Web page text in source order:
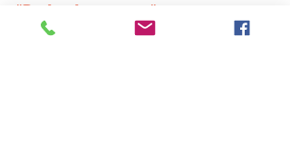
"Deslumbramentos"